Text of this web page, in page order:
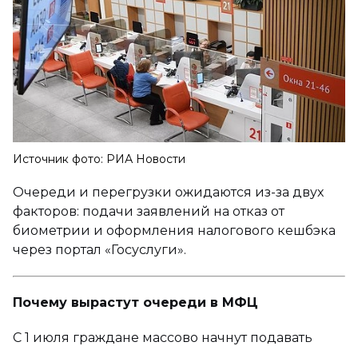
Источник фото: РИА Новости
Очереди и перегрузки ожидаются из-за двух
факторов: подачи заявлений на отказ от
биометрии и оформления налогового кешбэка
через портал «Госуслуги».
Почему вырастут очереди в МФЦ
С 1 июля граждане массово начнут подавать